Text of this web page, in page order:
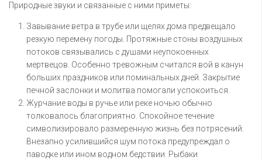
Природные звуки и связанные с ними приметы:
Завывание ветра в трубе или щелях дома предвещало
резкую перемену погоды. Протяжные стоны воздушных
потоков связывались с душами неупокоенных
мертвецов. Особенно тревожным считался вой в канун
больших праздников или поминальных дней. Закрытие
печной заслонки и молитва помогали успокоиться.
Журчание воды в ручье или реке ночью обычно
толковалось благоприятно. Спокойное течение
символизировало размеренную жизнь без потрясений.
Внезапно усилившийся шум потока предупреждал о
паводке или ином водном бедствии. Рыбаки